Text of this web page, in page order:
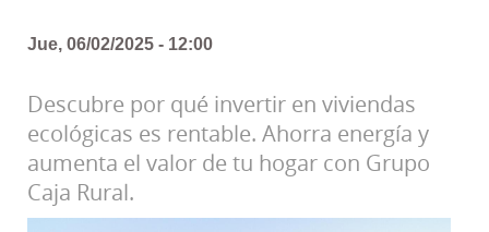
Jue, 06/02/2025 - 12:00
Descubre por qué invertir en viviendas
ecológicas es rentable. Ahorra energía y
aumenta el valor de tu hogar con Grupo
Caja Rural.